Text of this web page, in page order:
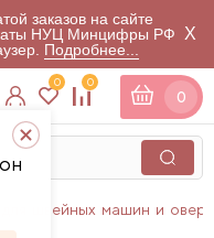
заказов на сайте
НУЦ Минцифры РФ
Подробнее...
X
0 0
0
для швейных машин и